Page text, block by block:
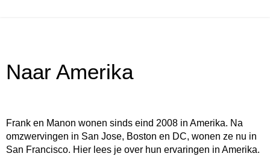
Naar Amerika
Frank en Manon wonen sinds eind 2008 in Amerika. Na
omzwervingen in San Jose, Boston en DC, wonen ze nu in
San Francisco. Hier lees je over hun ervaringen in Amerika.